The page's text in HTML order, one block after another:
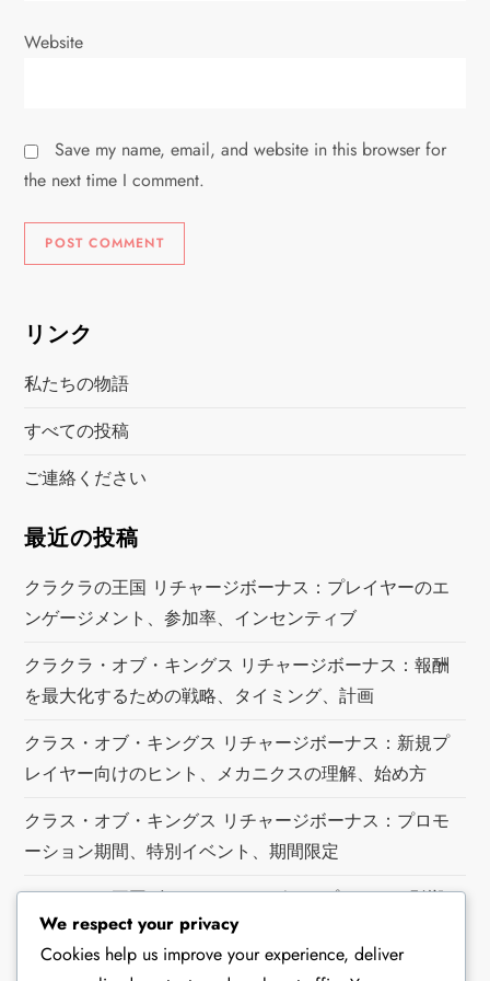
Website
Save my name, email, and website in this browser for
the next time I comment.
リンク
私たちの物語
すべての投稿
ご連絡ください
最近の投稿
クラクラの王国 リチャージボーナス：プレイヤーのエ
ンゲージメント、参加率、インセンティブ
クラクラ・オブ・キングス リチャージボーナス：報酬
を最大化するための戦略、タイミング、計画
クラス・オブ・キングス リチャージボーナス：新規プ
レイヤー向けのヒント、メカニクスの理解、始め方
クラス・オブ・キングス リチャージボーナス：プロモ
ーション期間、特別イベント、期間限定
クラクラの王国ギフトコード：ゲームプレイへの影響、
利点、欠点
We respect your privacy
Cookies help us improve your experience, deliver